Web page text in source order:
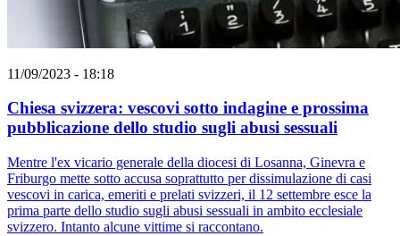
11/09/2023 - 18:18
Chiesa svizzera: vescovi sotto indagine e prossima
pubblicazione dello studio sugli abusi sessuali
Mentre l'ex vicario generale della diocesi di Losanna, Ginevra e
Friburgo mette sotto accusa soprattutto per dissimulazione di casi
vescovi in carica, emeriti e prelati svizzeri, il 12 settembre esce la
prima parte dello studio sugli abusi sessuali in ambito ecclesiale
svizzero. Intanto alcune vittime si raccontano.